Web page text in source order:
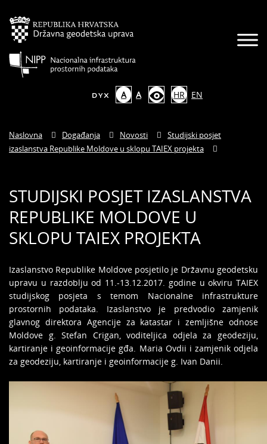
A A HR EN
Naslovna Događanja Novosti
Studijski posjet
izaslanstva Republike Moldove u sklopu TAIEX projekta
STUDIJSKI POSJET IZASLANSTVA
REPUBLIKE MOLDOVE U
SKLOPU TAIEX PROJEKTA
Izaslanstvo Republike Moldove posjetilo je Državnu geodetsku
upravu u razdoblju od 11.-13.12.2017. godine u okviru TAIEX
studijskog posjeta s temom Nacionalne infrastrukture
prostornih podataka. Izaslanstvo je predvodio zamjenik
glavnog direktora Agencije za katastar i zemljišne odnose
Moldove g. Stefan Crigan, voditeljica odjela za geodeziju,
kartiranje i geoinformacije gđa. Maria Ovdii i zamjenik odjela
za geodeziju, kartiranje i geoinformacije g. Ivan Danii.